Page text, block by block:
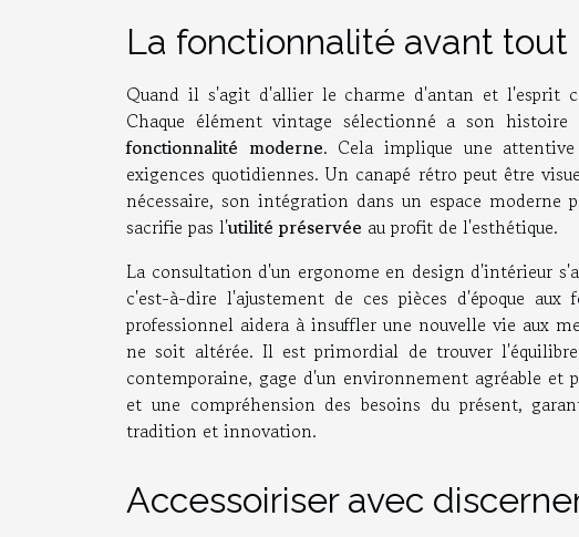
La fonctionnalité avant tout
Quand il s'agit d'allier le charme d'antan et l'esprit
Chaque élément vintage sélectionné a son
fonctionnalité moderne. Cela implique une
exigences quotidiennes. Un canapé rétro peut être
nécessaire, son intégration dans un espace moderne
sacrifie pas l'utilité préservée au profit de l'esthétique.
La consultation d'un ergonome en design d'intérieur
c'est-à-dire l'ajustement de ces pièces d'époque
professionnel aidera à insuffler une nouvelle vie aux
ne soit altérée. Il est primordial de trouver
contemporaine, gage d'un environnement agréable et
et une compréhension des besoins du présent,
tradition et innovation.
Accessoiriser avec